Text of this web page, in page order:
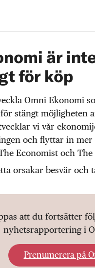
är
för köp
Omni Ekonomi
stängt möjligheten
vi vår
och flyttar in
Economist och
orsakar besvär och
att du fortsätter
nyhetsrapportering i
Prenumerera på